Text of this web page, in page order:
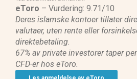
eToro – Vurdering: 9.71/10
Deres islamske kontoer tillater
valutaer, uten rente eller
direktebetaling.
67% av private investorer taper
CFD-er hos eToro.